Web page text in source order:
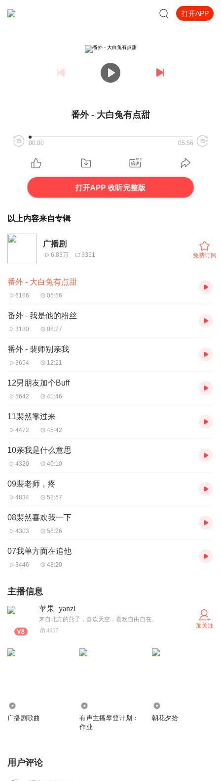
打开APP
番外 - 大白兔有点甜
00:00 05:56
打开APP 收听完整版
以上内容来自专辑
广播剧
6.83万 3351 免费订阅
番外 - 大白兔有点甜
6166 05:56
番外 - 我是他的粉丝
3180 08:27
番外 - 裴师别亲我
3654 12:21
12男朋友加个Buff
5642 41:46
11裴然靠过来
4472 45:42
10亲我是什么意思
4320 40:10
09裴老师，疼
4834 52:57
08裴然喜欢我一下
4303 58:26
07我单方面在追他
3446 48:20
主播信息
苹果_yanzi
来自北方的燕子，喜欢天空，喜欢自由自在。
4657
加关注
广播剧歌曲
有声主播攀登计划：
作业
朝花夕拾
用户评论